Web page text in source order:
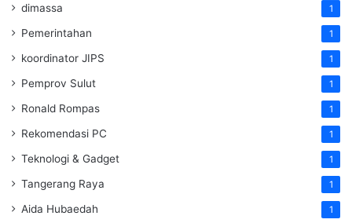
dimassa 1
Pemerintahan 1
koordinator JIPS 1
Pemprov Sulut 1
Ronald Rompas 1
Rekomendasi PC 1
Teknologi & Gadget 1
Tangerang Raya 1
Aida Hubaedah 1